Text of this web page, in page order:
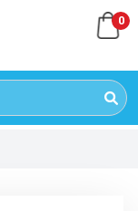
0